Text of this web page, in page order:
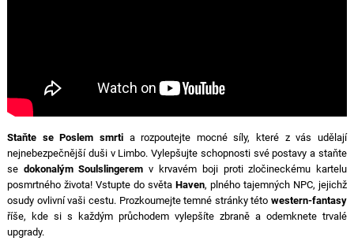
Staňte se Poslem smrtia rozpoutejte mocné síly, které z vás udělají
nejnebezpečnější duši v Limbo. Vylepšujte schopnosti své postavy a staňte
se dokonalým Soulslingerem v krvavém boji proti zločineckému kartelu
posmrtného života! Vstupte do světaHaven, plného tajemných NPC, jejichž
osudy ovlivní vaši cestu. Prozkoumejte temné stránky tétowestern-fantasy
říše, kde si s každým průchodem vylepšíte zbraně a odemknete trvalé
upgrady.